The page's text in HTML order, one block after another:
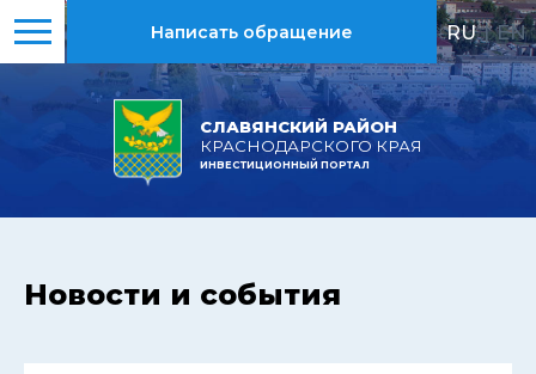
СЛАВЯНСКИЙ РАЙОН
КРАСНОДАРСКОГО КРАЯ
ИНВЕСТИЦИОННЫЙ ПОРТАЛ
Написать обращение RU | EN
Новости и события